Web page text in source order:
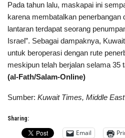
Pada tahun lalu, maskapai ini
karena membatalkan penerbangan
lantaran terdapat seorang
Israel”. Sebagai dampaknya,
untuk beroperasi dengan rute
meskipun telah berjalan selama 35
(al-Fath/Salam-Online)
Sumber: Kuwait Times, Middle
Sharing:
Email